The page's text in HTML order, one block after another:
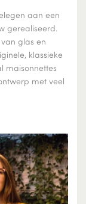
aan een
gerealiseerd.
glas en
klassieke
maisonnettes
met veel